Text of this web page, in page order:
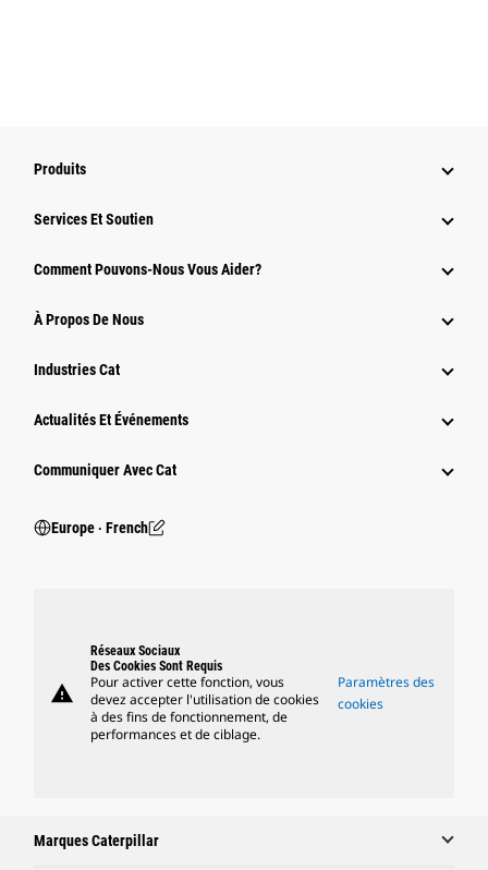
Produits
Services Et Soutien
Comment Pouvons-Nous Vous Aider?
À Propos De Nous
Industries Cat
Actualités Et Événements
Communiquer Avec Cat
Europe ‧ French
warning
Réseaux Sociaux
Des Cookies Sont Requis
Pour activer cette fonction, vous
devez accepter l'utilisation de cookies
à des fins de fonctionnement, de
performances et de ciblage.
Paramètres des
cookies
Marques Caterpillar